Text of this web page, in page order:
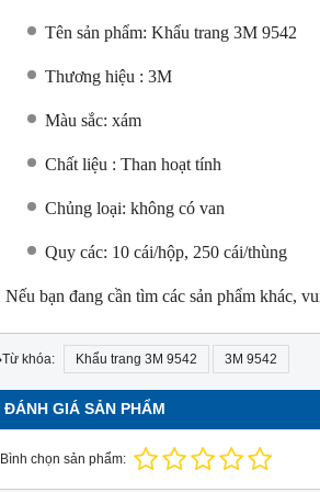
NEW
Tên sản phẩm: Khẩu trang 3M 9542
Thương hiệu : 3M
Màu sắc: xám
Chất liệu : Than hoạt tính
Chủng loại: không có van
Quy các: 10 cái/hộp, 250 cái/thùng
Nếu bạn đang cần tìm các sản phẩm khác,
Từ khóa: Khẩu trang 3M 9542 3M 9542
ĐÁNH GIÁ SẢN PHẨM
Bình chọn sản phẩm: